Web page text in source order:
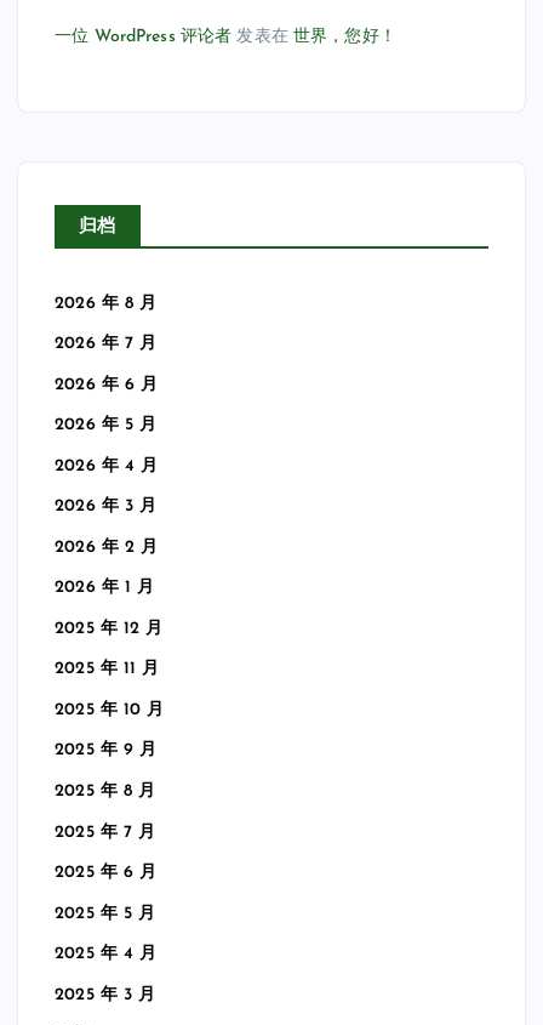
一位 WordPress 评论者 发表在世界，您好！
归档
2026 年 8 月
2026 年 7 月
2026 年 6 月
2026 年 5 月
2026 年 4 月
2026 年 3 月
2026 年 2 月
2026 年 1 月
2025 年 12 月
2025 年 11 月
2025 年 10 月
2025 年 9 月
2025 年 8 月
2025 年 7 月
2025 年 6 月
2025 年 5 月
2025 年 4 月
2025 年 3 月